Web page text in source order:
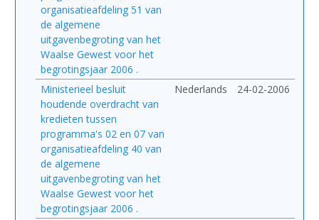
organisatieafdeling 51 van
de algemene
uitgavenbegroting van het
Waalse Gewest voor het
begrotingsjaar 2006 .
Ministerieel besluit
houdende overdracht van
kredieten tussen
programma's 02 en 07 van
organisatieafdeling 40 van
de algemene
uitgavenbegroting van het
Waalse Gewest voor het
begrotingsjaar 2006 .
Nederlands 24-02-2006